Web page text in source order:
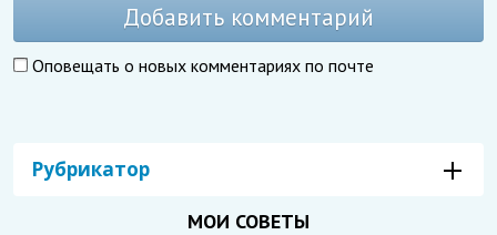
Добавить комментарий
Оповещать о новых комментариях по почте
Рубрикатор
МОИ СОВЕТЫ